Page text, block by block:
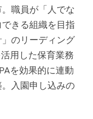
職員が「人でな
きる組織を目指
のリーディング
用した保育業務
を効果的に連動
入園申し込みの